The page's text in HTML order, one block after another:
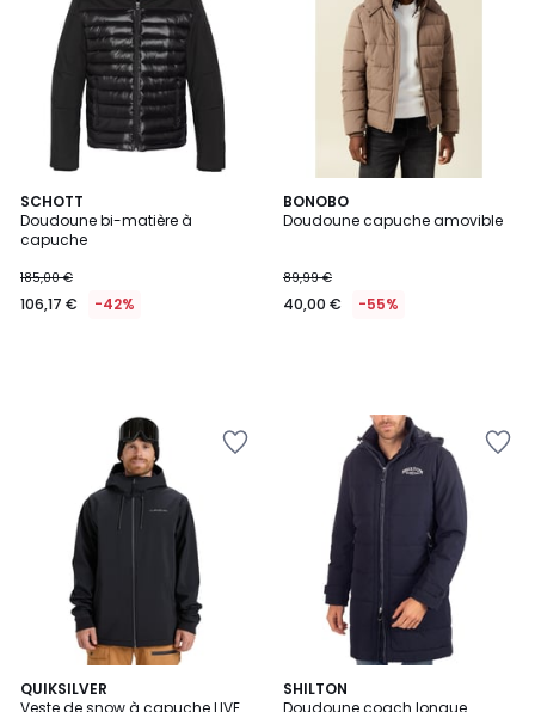
SCHOTT
Doudoune bi-matière à
capuche
185,00 €
106,17 € -42%
BONOBO
Doudoune capuche amovible
89,99 €
40,00 € -55%
QUIKSILVER
Veste de snow à capuche LIVE
2
SHILTON
Doudoune coach longue
2